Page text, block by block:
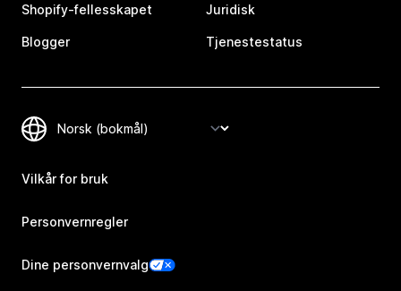
Shopify-fellesskapet
Blogger
Juridisk
Tjenestestatus
Vilkår for bruk
Personvernregler
Dine personvernvalg